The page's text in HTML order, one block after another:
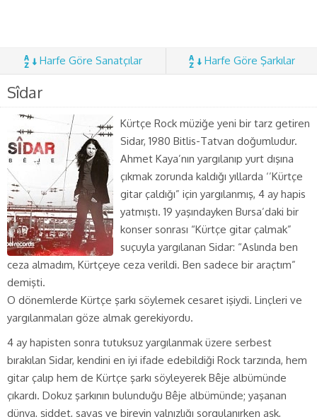
Harfe Göre Sanatçılar Harfe Göre Şarkılar
Sîdar
Kürtçe Rock müziğe yeni bir tarz getiren
Sidar, 1980 Bitlis-Tatvan doğumludur.
Ahmet Kaya’nın yargılanıp yurt dışına
çıkmak zorunda kaldığı yıllarda ‘’Kürtçe
gitar çaldığı” için yargılanmış, 4 ay hapis
yatmıştı. 19 yaşındayken Bursa’daki bir
konser sonrası “Kürtçe gitar çalmak”
suçuyla yargılanan Sidar: “Aslında ben
ceza almadım, Kürtçeye ceza verildi. Ben sadece bir araçtım”
demişti.
O dönemlerde Kürtçe şarkı söylemek cesaret işiydi. Linçleri ve
yargılanmaları göze almak gerekiyordu.
4 ay hapisten sonra tutuksuz yargılanmak üzere serbest
bırakılan Sidar, kendini en iyi ifade edebildiği Rock tarzında, hem
gitar çalıp hem de Kürtçe şarkı söyleyerek Bêje albümünde
çıkardı. Dokuz şarkının bulunduğu Bêje albümünde; yaşanan
dünya, şiddet, savaş ve bireyin yalnızlığı sorgulanırken aşk,